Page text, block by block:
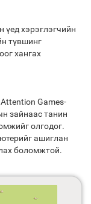
үед хэрэглэгчийн
түвшинг
хангах
Games-
зайнаас танин
олгодог.
ашиглан
боломжтой.